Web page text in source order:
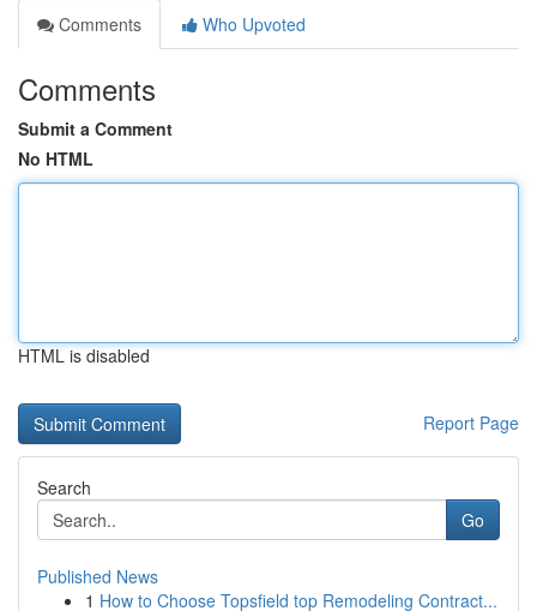
Comments
Who Upvoted
Comments
Submit a Comment
No HTML
HTML is disabled
Report Page
Search
Go
Published News
1 How to Choose Topsfield top Remodeling Contract...